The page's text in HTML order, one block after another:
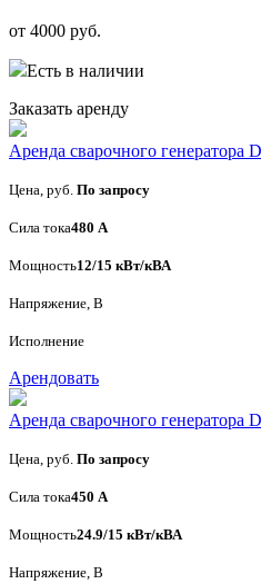
от 4000 руб.
Есть в наличии
Заказать аренду
Аренда сварочного генератора
Цена, руб. По запросу
Сила тока480 А
Мощность12/15 кВт/кВА
Напряжение, В
Исполнение
Арендовать
Аренда сварочного
Цена, руб. По запросу
Сила тока450 А
Мощность24.9/15 кВт/кВА
Напряжение, В